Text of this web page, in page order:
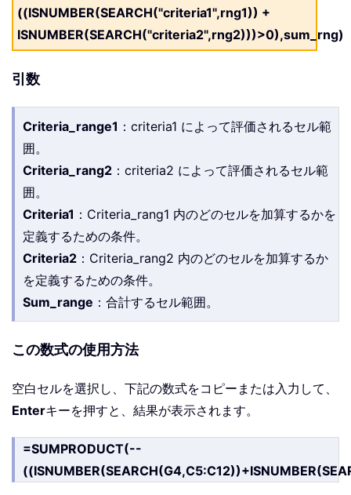
((ISNUMBER(SEARCH("criteria1",rng1)) +
ISNUMBER(SEARCH("criteria2",rng2)))>0),sum_rng)
引数
Criteria_range1 ：criteria1 によって評価されるセル範
囲。
Criteria_rang2 ：criteria2 によって評価されるセル範
囲。
Criteria1 ：Criteria_rang1 内のどのセルを加算するかを
定義するための条件。
Criteria2 ：Criteria_rang2 内のどのセルを加算するか
を定義するための条件。
Sum_range ：合計するセル範囲。
この数式の使用方法
空白セルを選択し、下記の数式をコピーまたは入力して、
Enterキーを押すと、結果が表示されます。
=SUMPRODUCT(--